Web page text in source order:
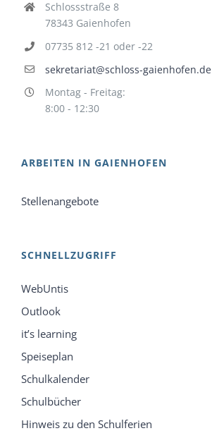
Schlossstraße 8
78343 Gaienhofen
07735 812 -21 oder -22
sekretariat@schloss-gaienhofen.de
Montag - Freitag:
8:00 - 12:30
ARBEITEN IN GAIENHOFEN
Stellenangebote
SCHNELLZUGRIFF
WebUntis
Outlook
it’s learning
Speiseplan
Schulkalender
Schulbücher
Hinweis zu den Schulferien